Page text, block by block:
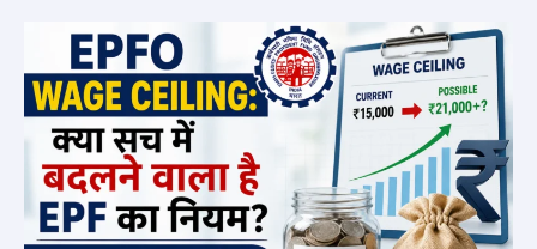
₹25,000
होगी
PF
सैलरी
लिमिट?
जानें